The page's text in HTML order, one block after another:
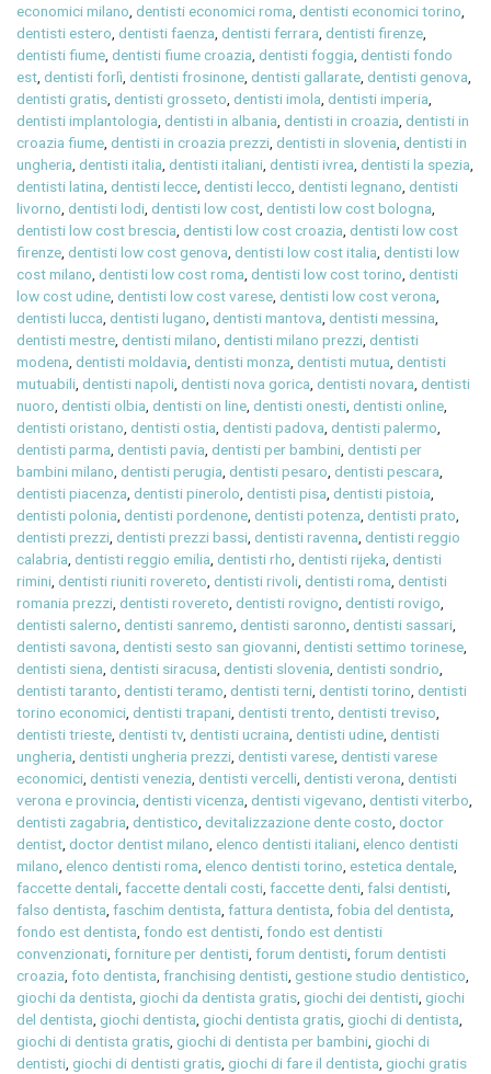
economici milano ,dentisti economici roma ,dentisti economici torino
dentisti estero ,dentisti faenza ,dentisti ferrara ,dentisti firenze
dentisti fiume ,dentisti fiume croazia ,dentisti foggia ,dentisti fondo
est ,dentisti forlì ,dentisti frosinone ,dentisti gallarate ,dentisti genova
dentisti gratis ,dentisti grosseto ,dentisti imola ,dentisti imperia
dentisti implantologia ,dentisti in albania ,dentisti in croazia ,dentisti in
croazia fiume ,dentisti in croazia prezzi ,dentisti in slovenia ,dentisti in
ungheria ,dentisti italia ,dentisti italiani ,dentisti ivrea ,dentisti la spezia
dentisti latina ,dentisti lecce ,dentisti lecco ,dentisti legnano ,dentisti
livorno ,dentisti lodi ,dentisti low cost ,dentisti low cost bologna
dentisti low cost brescia ,dentisti low cost croazia ,dentisti low cost
firenze ,dentisti low cost genova ,dentisti low cost italia ,dentisti low
cost milano ,dentisti low cost roma ,dentisti low cost torino ,dentisti
low cost udine ,dentisti low cost varese ,dentisti low cost verona
dentisti lucca ,dentisti lugano ,dentisti mantova ,dentisti messina
dentisti mestre ,dentisti milano ,dentisti milano prezzi ,dentisti
modena ,dentisti moldavia ,dentisti monza ,dentisti mutua ,dentisti
mutuabili ,dentisti napoli ,dentisti nova gorica ,dentisti novara ,dentisti
nuoro ,dentisti olbia ,dentisti on line ,dentisti onesti ,dentisti online
dentisti oristano ,dentisti ostia ,dentisti padova ,dentisti palermo
dentisti parma ,dentisti pavia ,dentisti per bambini ,dentisti per
bambini milano ,dentisti perugia ,dentisti pesaro ,dentisti pescara
dentisti piacenza ,dentisti pinerolo ,dentisti pisa ,dentisti pistoia
dentisti polonia ,dentisti pordenone ,dentisti potenza ,dentisti prato
dentisti prezzi ,dentisti prezzi bassi ,dentisti ravenna ,dentisti reggio
calabria ,dentisti reggio emilia ,dentisti rho ,dentisti rijeka ,dentisti
rimini ,dentisti riuniti rovereto ,dentisti rivoli ,dentisti roma ,dentisti
romania prezzi ,dentisti rovereto ,dentisti rovigno ,dentisti rovigo
dentisti salerno ,dentisti sanremo ,dentisti saronno ,dentisti sassari
dentisti savona ,dentisti sesto san giovanni ,dentisti settimo torinese
dentisti siena ,dentisti siracusa ,dentisti slovenia ,dentisti sondrio
dentisti taranto ,dentisti teramo ,dentisti terni ,dentisti torino ,dentisti
torino economici ,dentisti trapani ,dentisti trento ,dentisti treviso
dentisti trieste ,dentisti tv,dentisti ucraina ,dentisti udine ,dentisti
ungheria ,dentisti ungheria prezzi ,dentisti varese ,dentisti varese
economici ,dentisti venezia ,dentisti vercelli ,dentisti verona ,dentisti
verona e provincia ,dentisti vicenza ,dentisti vigevano ,dentisti viterbo
dentisti zagabria ,dentistico ,devitalizzazione dente costo ,doctor
dentist ,doctor dentist milano ,elenco dentisti italiani ,elenco dentisti
milano ,elenco dentisti roma ,elenco dentisti torino ,estetica dentale
faccette dentali ,faccette dentali costi ,faccette denti ,falsi dentisti
falso dentista ,faschim dentista ,fattura dentista ,fobia del dentista
fondo est dentista ,fondo est dentisti ,fondo est dentisti
convenzionati ,forniture per dentisti ,forum dentisti ,forum dentisti
croazia ,foto dentista ,franchising dentisti ,gestione studio dentistico
giochi da dentista ,giochi da dentista gratis ,giochi dei dentisti ,giochi
del dentista ,giochi dentista ,giochi dentista gratis ,giochi di dentista
giochi di dentista gratis ,giochi di dentista per bambini ,giochi di
dentisti ,giochi di dentisti gratis ,giochi di fare il dentista ,giochi gratis